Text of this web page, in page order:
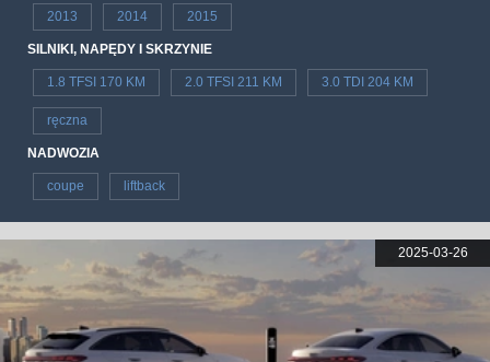
2013 2014 2015
SILNIKI, NAPĘDY I SKRZYNIE
1.8 TFSI 170 KM 2.0 TFSI 211 KM 3.0 TDI 204 KM
ręczna
NADWOZIA
coupe liftback
2025-03-26